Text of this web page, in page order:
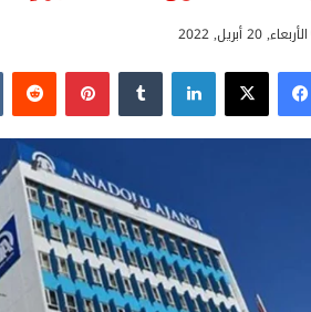
الأربعاء, 20 أبريل, 2022
فيسبوك‫X لينكدإن بينتيريست